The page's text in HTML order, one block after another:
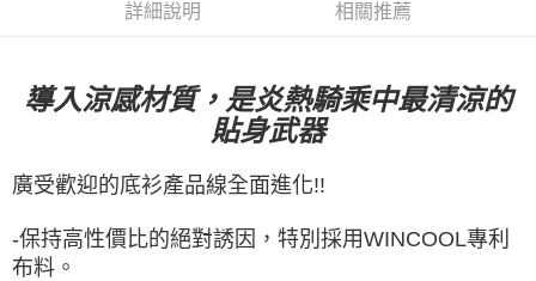
【付款後7-11取貨】急件勿使用超取
宅配
每筆NT$100，滿NT$2,000(含以上)免運費
宅配-澎湖、金門、馬祖
付款後門市自取
詳細說明 相關推薦
導入涼感材質，是炎熱騎乘中最清涼的
貼身武器
廣受歡迎的底衫產品線全面進化!!
-保持高性價比的絕對誘因，特別採用WINCOOL專利
布料。